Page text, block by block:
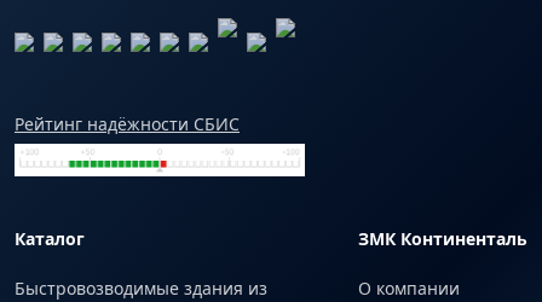
Рейтинг надёжности СБИС
Каталог
Быстровозводимые здания из
ЗМК Континенталь
О компании